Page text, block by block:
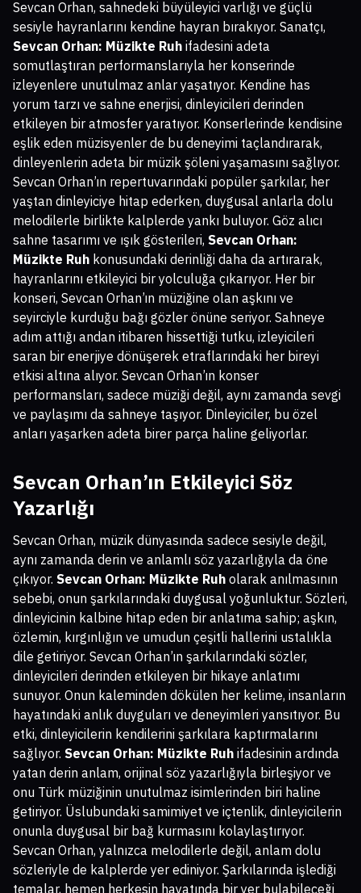
Sevcan Orhan, sahnedeki büyüleyici varlığı ve güçlü
sesiyle hayranlarını kendine hayran bırakıyor. Sanatçı,
Sevcan Orhan: Müzikte Ruh ifadesini adeta
somutlaştıran performanslarıyla her konserinde
izleyenlere unutulmaz anlar yaşatıyor. Kendine has
yorum tarzı ve sahne enerjisi, dinleyicileri derinden
etkileyen bir atmosfer yaratıyor. Konserlerinde kendisine
eşlik eden müzisyenler de bu deneyimi taçlandırarak,
dinleyenlerin adeta bir müzik şöleni yaşamasını sağlıyor.
Sevcan Orhan’ın repertuvarındaki popüler şarkılar, her
yaştan dinleyiciye hitap ederken, duygusal anlarla dolu
melodilerle birlikte kalplerde yankı buluyor. Göz alıcı
sahne tasarımı ve ışık gösterileri, Sevcan Orhan:
Müzikte Ruh konusundaki derinliği daha da artırarak,
hayranlarını etkileyici bir yolculuğa çıkarıyor. Her bir
konseri, Sevcan Orhan’ın müziğine olan aşkını ve
seyirciyle kurduğu bağı gözler önüne seriyor. Sahneye
adım attığı andan itibaren hissettiği tutku, izleyicileri
saran bir enerjiye dönüşerek etraflarındaki her bireyi
etkisi altına alıyor. Sevcan Orhan’ın konser
performansları, sadece müziği değil, aynı zamanda sevgi
ve paylaşımı da sahneye taşıyor. Dinleyiciler, bu özel
anları yaşarken adeta birer parça haline geliyorlar.
Sevcan Orhan’ın Etkileyici Söz
Yazarlığı
Sevcan Orhan, müzik dünyasında sadece sesiyle değil,
aynı zamanda derin ve anlamlı söz yazarlığıyla da öne
çıkıyor. Sevcan Orhan: Müzikte Ruh olarak anılmasının
sebebi, onun şarkılarındaki duygusal yoğunluktur. Sözleri,
dinleyicinin kalbine hitap eden bir anlatıma sahip; aşkın,
özlemin, kırgınlığın ve umudun çeşitli hallerini ustalıkla
dile getiriyor. Sevcan Orhan’ın şarkılarındaki sözler,
dinleyicileri derinden etkileyen bir hikaye anlatımı
sunuyor. Onun kaleminden dökülen her kelime, insanların
hayatındaki anlık duyguları ve deneyimleri yansıtıyor. Bu
etki, dinleyicilerin kendilerini şarkılara kaptırmalarını
sağlıyor. Sevcan Orhan: Müzikte Ruh ifadesinin ardında
yatan derin anlam, orijinal söz yazarlığıyla birleşiyor ve
onu Türk müziğinin unutulmaz isimlerinden biri haline
getiriyor. Üslubundaki samimiyet ve içtenlik, dinleyicilerin
onunla duygusal bir bağ kurmasını kolaylaştırıyor.
Sevcan Orhan, yalnızca melodilerle değil, anlam dolu
sözleriyle de kalplerde yer ediniyor. Şarkılarında işlediği
temalar, hemen herkesin hayatında bir yer bulabileceği